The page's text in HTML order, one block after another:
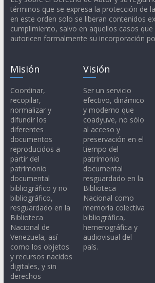
términos que se expresa la protección de
en este orden solo se liberan contenidos
cumplimiento, salvo en aquellos casos
autoricen formalmente su incorporación
Misión
Coordinar,
recopilar,
normalizar y
difundir los
diferentes
documentos
reproducidos a
partir del
patrimonio
documental
bibliográfico y no
bibliográfico,
resguardado en la
Biblioteca
Nacional de
Venezuela, así
como los objetos
y recursos nacidos
digitales, y sin
derechos
Visión
Ser un servicio
efectivo, dinámico
y moderno que
coadyuve, no sólo
al acceso y
preservación en el
tiempo del
patrimonio
documental
resguardado en la
Biblioteca
Nacional como
memoria colectiva
bibliográfica,
hemerográfica y
audiovisual del
país.